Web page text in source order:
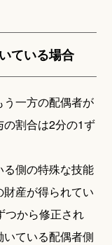
ている場合
一方の配偶者が
割合は2分の1ず
側の特殊な技能
産が得られてい
つから修正され
ている配偶者側